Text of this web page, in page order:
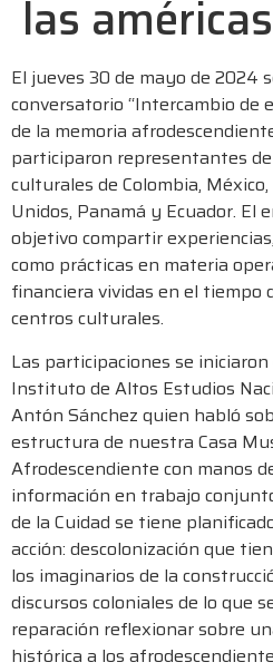
las
El jueves 30 de mayo de 2024
conversatorio “Intercambio de
de la memoria
participaron representantes
culturales de Colombia,
Unidos, Panamá y Ecuador. El
objetivo compartir
como prácticas en materia
financiera vividas en el tiempo
centros culturales.
Las participaciones se
Instituto de Altos Estudios
Antón Sánchez quien habló
estructura de nuestra Casa
Afrodescendiente con manos
información en trabajo
de la Cuidad se tiene
acción: descolonización que
los imaginarios de la
discursos coloniales de lo que
reparación reflexionar sobre
histórica a los